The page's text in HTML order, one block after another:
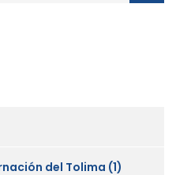
del Tolima (1)